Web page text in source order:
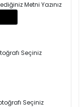
Metni Yazınız
Seçiniz
Seçiniz